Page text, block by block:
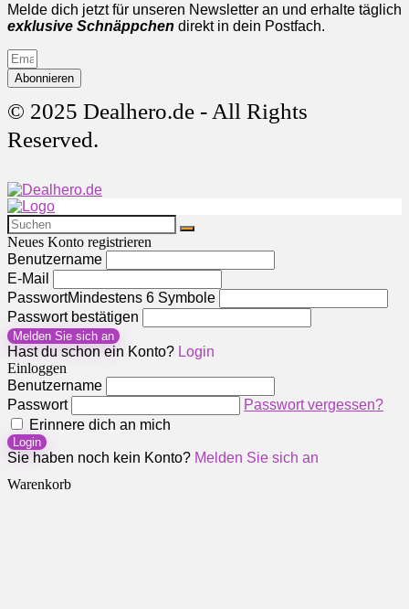
Melde dich jetzt für unseren Newsletter an und erhalte täglich
exklusive Schnäppchen direkt in dein Postfach.
Abonnieren
© 2025 Dealhero.de - All Rights
Reserved.
Neues Konto registrieren
Benutzername
E-Mail
PasswortMindestens 6 Symbole
Passwort bestätigen
Melden Sie sich an
Hast du schon ein Konto? Login
Einloggen
Benutzername
Passwort
Passwort vergessen?
Erinnere dich an mich
Login
Sie haben noch kein Konto? Melden Sie sich an
Warenkorb